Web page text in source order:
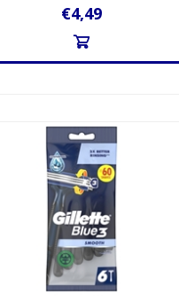
€4,49